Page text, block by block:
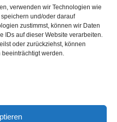
verwenden wir Technologien wie
und/oder darauf
zustimmst, können wir Daten
IDs auf dieser Website verarbeiten.
oder zurückziehst, können
beeinträchtigt werden.